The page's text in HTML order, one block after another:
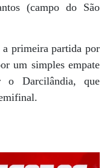
(campo do São
a primeira partida por
um simples empate
o Darcilândia, que